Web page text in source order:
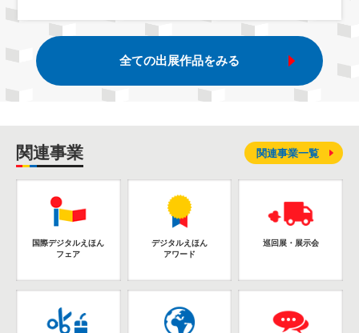
全ての出展作品をみる
関連事業
国際デジタルえほん
フェア
デジタルえほん
アワード
巡回展・展示会
関連事業一覧